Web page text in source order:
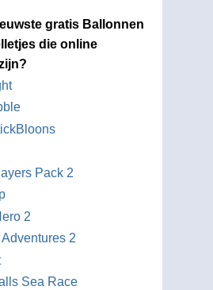
gratis Ballonnen
die online
Pack 2
2
2
Sea Race